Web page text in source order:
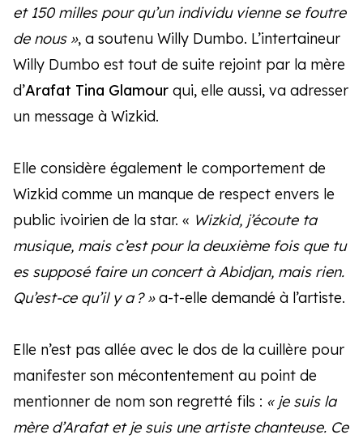
et 150 milles pour qu’un individu vienne se foutre
de nous », a soutenu Willy Dumbo. L’intertaineur
Willy Dumbo est tout de suite rejoint par la mère
d’Arafat Tina Glamour qui, elle aussi, va adresser
un message à Wizkid.
Elle considère également le comportement de
Wizkid comme un manque de respect envers le
public ivoirien de la star. « Wizkid, j’écoute ta
musique, mais c’est pour la deuxième fois que tu
es supposé faire un concert à Abidjan, mais rien.
Qu’est-ce qu’il y a ? »a-t-elle demandé à l’artiste.
Elle n’est pas allée avec le dos de la cuillère pour
manifester son mécontentement au point de
mentionner de nom son regretté fils : « je suis la
mère d’Arafat et je suis une artiste chanteuse. Ce